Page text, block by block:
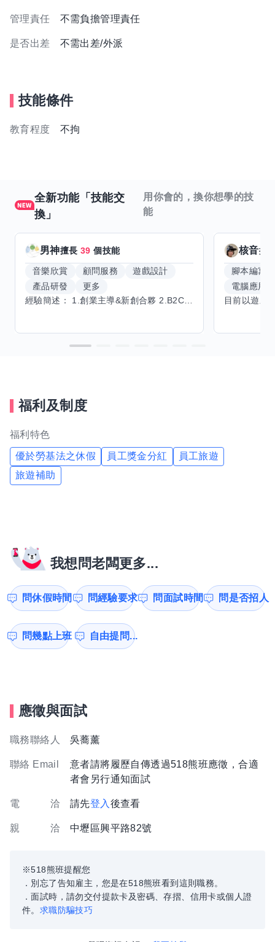
管理責任 不需負擔管理責任
是否出差 不需出差/外派
技能條件
教育程度 不拘
全新功能「技能交
換」
用你會的，換你想學的技
能
男神擅長39 個技能
音樂欣賞 顧問服務
遊戲設計
產品研發
更多
核音擅
腳本編寫
電腦應用
福利及制度
福利特色
優於勞基法之休假 員工獎金分紅
員工旅遊
旅遊補助
我想問老闆更多...
問休假時間 問經驗要求 問面試時間 問是否招人
問幾點上班 自由提問...
應徵與面試
職務聯絡人 吳蕎薰
聯絡 Email
意者請將履歷自傳透過518熊班應徵，合適
者會另行通知面試
電 洽 請先登入 後查看
親 洽 中壢區興平路82號
※518熊班提醒您
．別忘了告知雇主，您是在518熊班看到這則職務。
．面試時，請勿交付提款卡及密碼、存摺、信用卡或個人證
件。 求職防騙技巧